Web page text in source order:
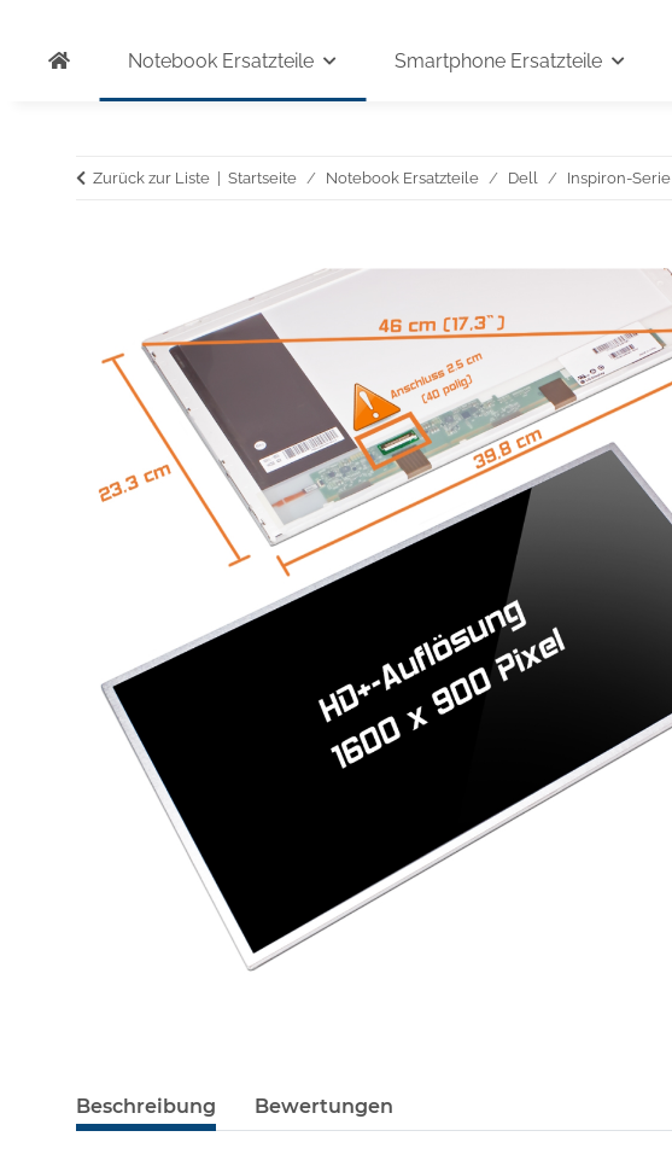
Notebook Ersatzteile Smartphone Ersatzteile
Zurück zur Liste Startseite Notebook Ersatzteile Dell Inspiron-Serie
Beschreibung Bewertungen